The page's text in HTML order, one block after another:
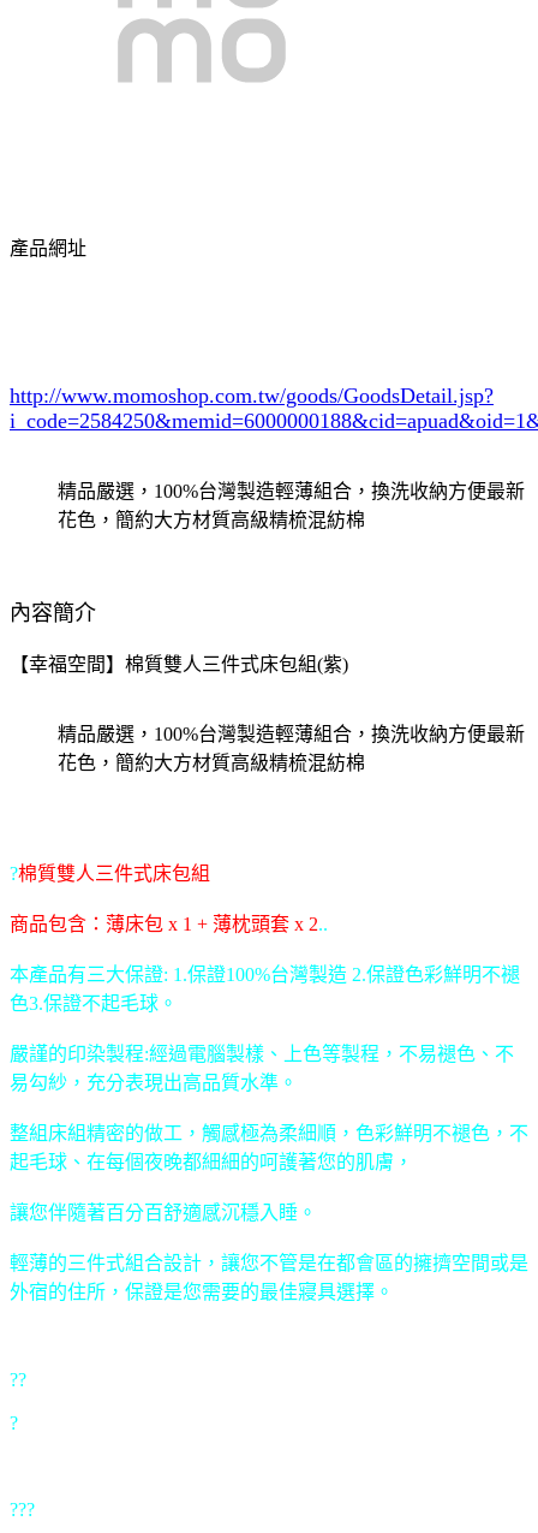
產品網址
http://www.momoshop.com.tw/goods/GoodsDetail.jsp?
i_code=2584250
精品嚴選，100%台灣製造輕薄組合，換洗收納方便最新
花色，簡約大方材質高級精梳混紡棉
內容簡介
【幸福空間】棉質雙人三件式床包組(紫)
精品嚴選，100%台灣製造輕薄組合，換洗收納方便最新
花色，簡約大方材質高級精梳混紡棉
?棉質雙人三件式床包組
商品包含：薄床包 x 1 + 薄枕頭套 x 2..
本產品有三大保證: 1.保證100%台灣製造 2.保證色彩鮮明不褪
色3.保證不起毛球。
嚴謹的印染製程:經過電腦製樣、上色等製程，不易褪色、不
易勾紗，充分表現出高品質水準。
整組床組精密的做工，觸感極為柔細順，色彩鮮明不褪色，不
起毛球、在每個夜晚都細細的呵護著您的肌膚，
讓您伴隨著百分百舒適感沉穩入睡。
輕薄的三件式組合設計，讓您不管是在都會區的擁擠空間或是
外宿的住所，保證是您需要的最佳寢具選擇。
??
?
???